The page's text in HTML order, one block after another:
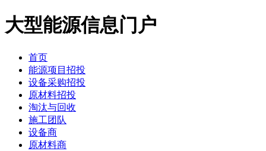
大型能源信息门户
首页
能源项目招投
设备采购招投
原材料招投
淘汰与回收
施工团队
设备商
原材料商